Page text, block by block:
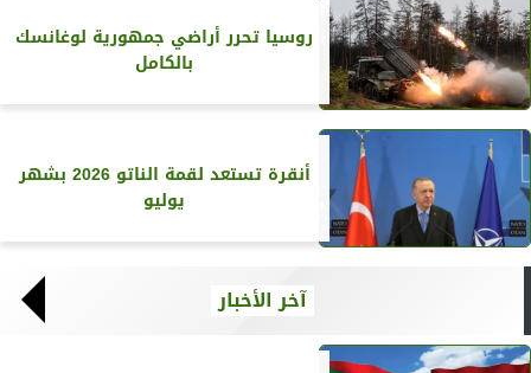
روسيا تحرر أراضي جمهورية لوغانسك
بالكامل
أنقرة تستعد لقمة الناتو 2026 بشهر
يوليو
آخر الأخبار